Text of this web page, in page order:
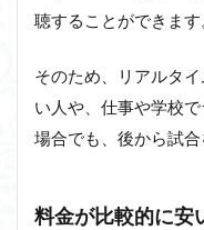
聴することができます
そのため、リアルタ
い人や、仕事や学校
場合でも、後から試合
料金が比較的に安